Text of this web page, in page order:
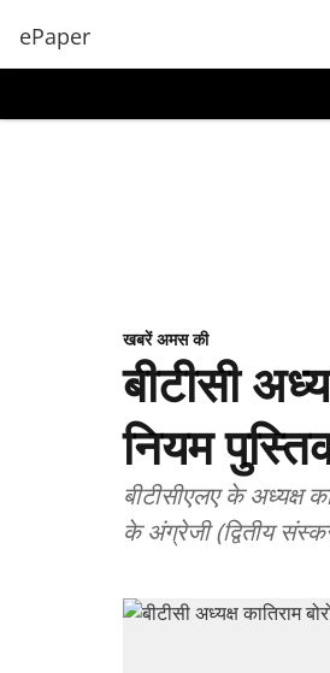
ePaper
खबरें अमस की
बीटीसी
नियम
बीटीसीएलए के अध्यक्ष
के अंग्रेजी (द्वितीय